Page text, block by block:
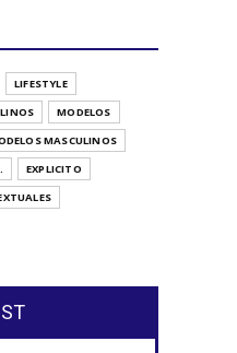
LIFESTYLE
MODELOS
MASCULINOS
EXPLICITO